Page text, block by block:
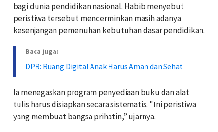
bagi dunia pendidikan nasional. Habib menyebut
peristiwa tersebut mencerminkan masih adanya
kesenjangan pemenuhan kebutuhan dasar pendidikan.
Baca juga:
DPR: Ruang Digital Anak Harus Aman dan Sehat
Ia menegaskan program penyediaan buku dan alat
tulis harus disiapkan secara sistematis. "Ini peristiwa
yang membuat bangsa prihatin,” ujarnya.